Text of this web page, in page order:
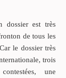
dossier est très
de tous les
le dossier très
trois
une